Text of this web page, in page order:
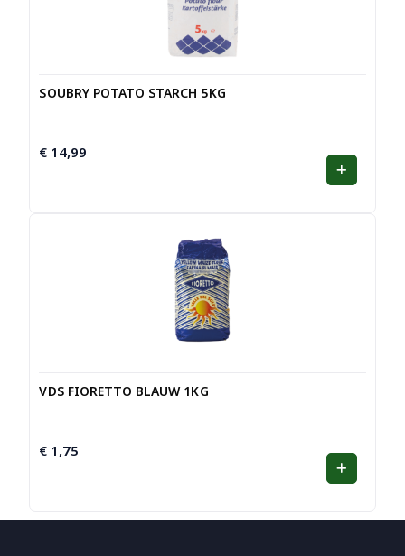
SOUBRY POTATO STARCH 5KG
€ 14,99
VDS FIORETTO BLAUW 1KG
€ 1,75